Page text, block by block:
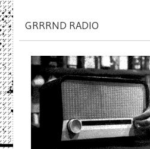
GRRRND RADIO